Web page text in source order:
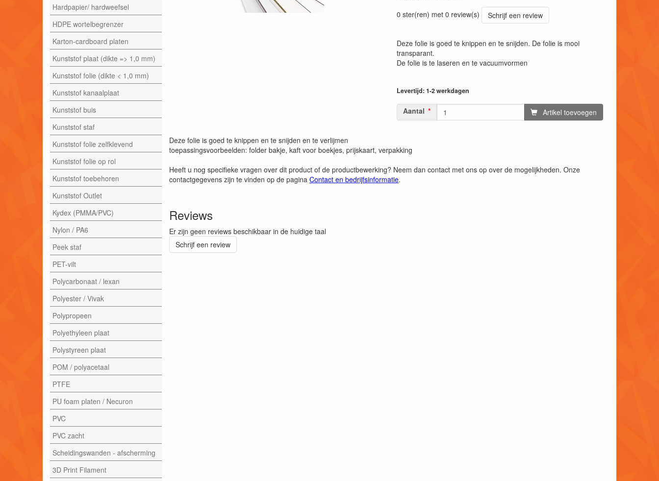
Hardpapier/ hardweefsel
HDPE wortelbegrenzer
Karton-cardboard platen
Kunststof plaat (dikte => 1,0 mm)
Kunststof folie (dikte < 1,0 mm)
Kunststof kanaalplaat
Kunststof buis
Kunststof staf
Kunststof folie zelfklevend
Kunststof folie op rol
Kunststof toebehoren
Kunststof Outlet
Kydex (PMMA/PVC)
Nylon / PA6
Peek staf
PET-vilt
Polycarbonaat / lexan
Polyester / Vivak
Polypropeen
Polyethyleen plaat
Polystyreen plaat
POM / polyacetaal
PTFE
PU foam platen / Necuron
PVC
PVC zacht
Scheidingswanden - afscherming
3D Print Filament
0 ster(ren) met 0 review(s)
Schrijf een review
Deze folie is goed te knippen en te snijden. De folie is mooi
transparant.
De folie is te laseren en te vacuumvormen
Levertijd: 1-2 werkdagen
Aantal Artikel toevoegen
Deze folie is goed te knippen en te snijden en te verlijmen
toepassingsvoorbeelden: folder bakje, kaft voor boekjes, prijskaart, verpakking
Heeft u nog specifieke vragen over dit product of de productbewerking? Neem dan contact met ons op over de mogelijkheden. Onze
contactgegevens zijn te vinden op de pagina Contact en bedrijfsinformatie.
Reviews
Er zijn geen reviews beschikbaar in de huidige taal
Schrijf een review